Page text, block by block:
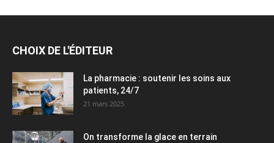
CHOIX DE L'ÉDITEUR
La pharmacie : soutenir les soins aux
patients, 24/7
21 mars 2025
On transforme la glace en terrain